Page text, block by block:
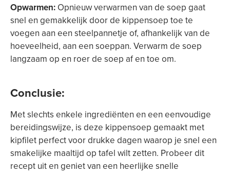
Opwarmen: Opnieuw verwarmen van de soep gaat
snel en gemakkelijk door de kippensoep toe te
voegen aan een steelpannetje of, afhankelijk van de
hoeveelheid, aan een soeppan. Verwarm de soep
langzaam op en roer de soep af en toe om.
Conclusie:
Met slechts enkele ingrediënten en een eenvoudige
bereidingswijze, is deze kippensoep gemaakt met
kipfilet perfect voor drukke dagen waarop je snel een
smakelijke maaltijd op tafel wilt zetten. Probeer dit
recept uit en geniet van een heerlijke snelle